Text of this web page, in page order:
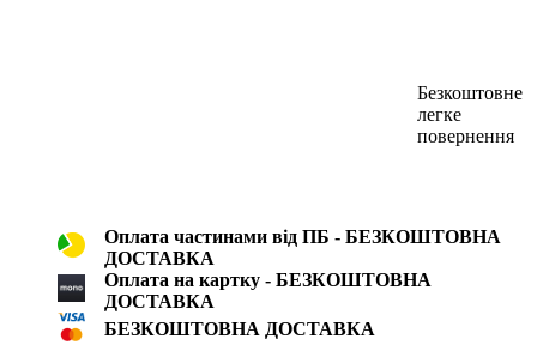
Безкоштовне
легке
повернення
Оплата частинами від ПБ - БЕЗКОШТОВНА
ДОСТАВКА
Оплата на картку - БЕЗКОШТОВНА
ДОСТАВКА
БЕЗКОШТОВНА ДОСТАВКА